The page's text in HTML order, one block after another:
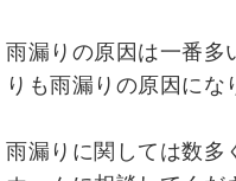
雨漏りの原因は一番多
りも雨漏りの原因にな
雨漏りに関しては数多